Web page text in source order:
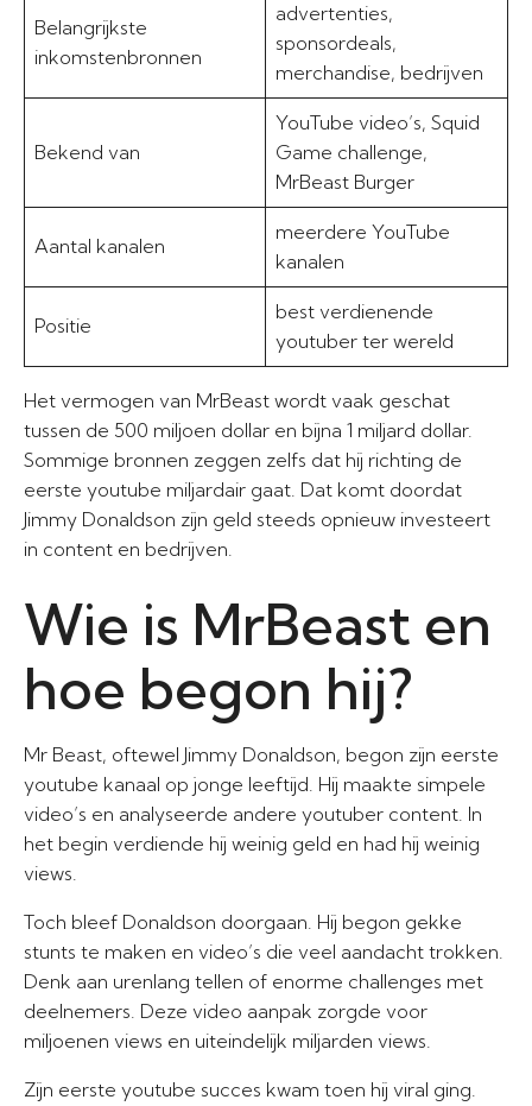
Belangrijkste
inkomstenbronnen
advertenties,
sponsordeals,
merchandise, bedrijven
Bekend van
YouTube video’s, Squid
Game challenge,
MrBeast Burger
Aantal kanalen
meerdere YouTube
kanalen
Positie
best verdienende
youtuber ter wereld
Het vermogen van MrBeast wordt vaak geschat
tussen de 500 miljoen dollar en bijna 1 miljard dollar.
Sommige bronnen zeggen zelfs dat hij richting de
eerste youtube miljardair gaat. Dat komt doordat
Jimmy Donaldson zijn geld steeds opnieuw investeert
in content en bedrijven.
Wie is MrBeast en
hoe begon hij?
Mr Beast, oftewel Jimmy Donaldson, begon zijn eerste
youtube kanaal op jonge leeftijd. Hij maakte simpele
video’s en analyseerde andere youtuber content. In
het begin verdiende hij weinig geld en had hij weinig
views.
Toch bleef Donaldson doorgaan. Hij begon gekke
stunts te maken en video’s die veel aandacht trokken.
Denk aan urenlang tellen of enorme challenges met
deelnemers. Deze video aanpak zorgde voor
miljoenen views en uiteindelijk miljarden views.
Zijn eerste youtube succes kwam toen hij viral ging.